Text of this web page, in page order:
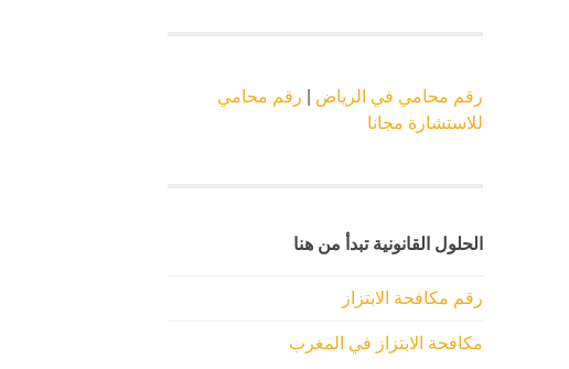
رقم محامي في الرياض
رقم محامي
للاستشارة مجانا
الحلول القانونية تبدأ من هنا
رقم مكافحة الابتزاز
مكافحة الابتزاز في المغرب